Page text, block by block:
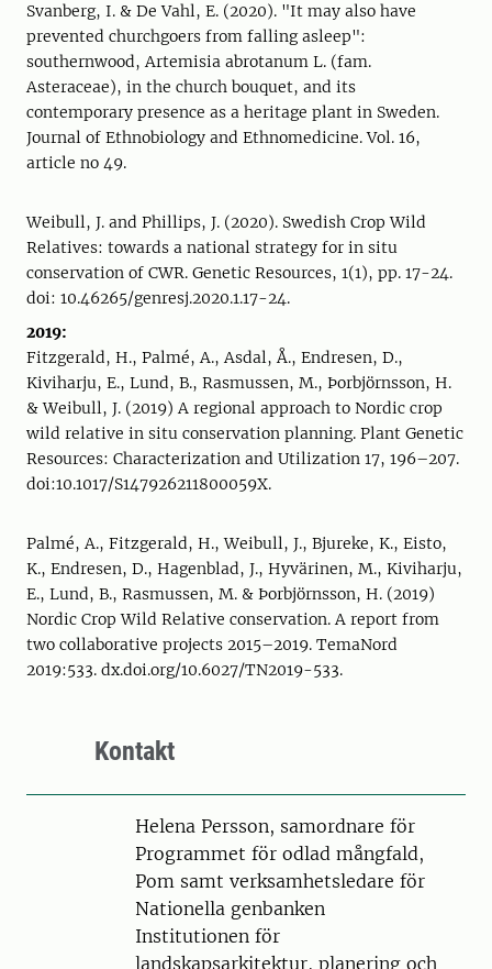
Svanberg, I. & De Vahl, E. (2020). "It may also have
prevented churchgoers from falling asleep":
southernwood, Artemisia abrotanum L. (fam.
Asteraceae), in the church bouquet, and its
contemporary presence as a heritage plant in Sweden.
Journal of Ethnobiology and Ethnomedicine. Vol. 16,
article no 49.
Weibull, J. and Phillips, J. (2020). Swedish Crop Wild
Relatives: towards a national strategy for in situ
conservation of CWR. Genetic Resources, 1(1), pp. 17-24.
doi: 10.46265/genresj.2020.1.17-24.
2019:
Fitzgerald, H., Palmé, A., Asdal, Å., Endresen, D.,
Kiviharju, E., Lund, B., Rasmussen, M., Þorbjörnsson, H.
& Weibull, J. (2019) A regional approach to Nordic crop
wild relative in situ conservation planning. Plant Genetic
Resources: Characterization and Utilization 17, 196–207.
doi:10.1017/S147926211800059X.
Palmé, A., Fitzgerald, H., Weibull, J., Bjureke, K., Eisto,
K., Endresen, D., Hagenblad, J., Hyvärinen, M., Kiviharju,
E., Lund, B., Rasmussen, M. & Þorbjörnsson, H. (2019)
Nordic Crop Wild Relative conservation. A report from
two collaborative projects 2015–2019. TemaNord
2019:533. dx.doi.org/10.6027/TN2019-533.
Kontakt
PersonHelena Persson, samordnare för
Programmet för odlad mångfald,
Pom samt verksamhetsledare för
Nationella genbanken
Institutionen för
landskapsarkitektur, planering och